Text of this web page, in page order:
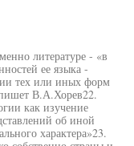
литературе - «в
ее языка -
тех или иных форм
В.А.Хорев22.
как изучение
об иной
характера»23.